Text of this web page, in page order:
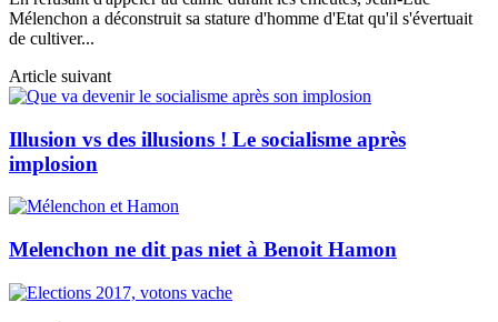
Mélenchon a déconstruit sa stature d'homme d'Etat qu'il s'évertuait
de cultiver...
Article suivant
Illusion vs des illusions ! Le socialisme après
implosion
Melenchon ne dit pas niet à Benoit Hamon